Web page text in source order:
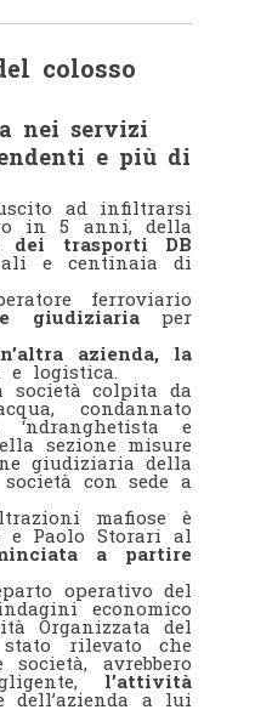
colosso
nei servizi
e più di
ad infiltrarsi
in 5 anni, della
dei trasporti DB
e centinaia di
ferroviario
giudiziariaper
azienda, la
e logistica.
società colpita da
condannato
e
sezione misure
giudiziaria della
con sede a
mafiose è
e Paolo Storari al
a partire
operativo del
economico
Organizzata del
rilevato che
avrebbero
l’attività
dell’azienda a lui